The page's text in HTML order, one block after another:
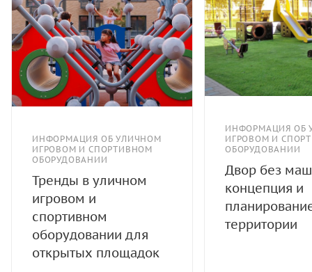
ИНФОРМАЦИЯ ОБ УЛИЧНОМ
ИГРОВОМ И СПОРТИВНОМ
ОБОРУДОВАНИИ
Тренды в уличном
игровом и
спортивном
оборудовании для
открытых площадок
ИНФОРМАЦИЯ ОБ
ИГРОВОМ И
ОБОРУДОВАНИИ
Двор без
концепция и
территории